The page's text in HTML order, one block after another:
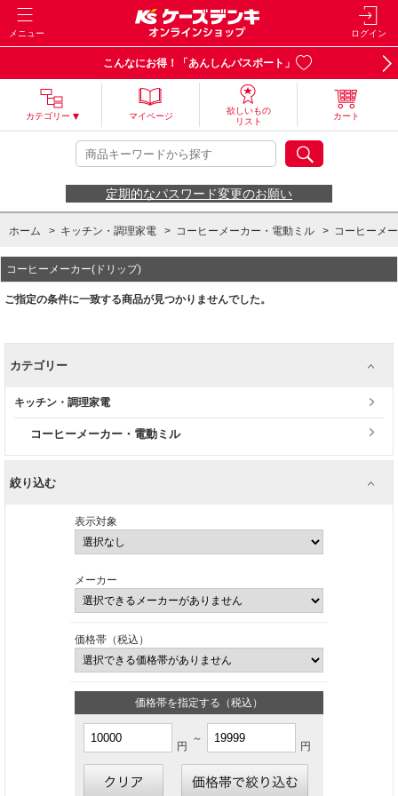
メニュー ログイン
こんなにお得！「あんしんパスポート」
カテゴリー マイページ
欲しいもの
リスト
カート
定期的なパスワード変更のお願い
ホーム > キッチン・調理家電 > コーヒーメーカー・電動ミル > コーヒーメ
コーヒーメーカー(ドリップ)
ご指定の条件に一致する商品が見つかりませんでした。
カテゴリー
キッチン・調理家電
コーヒーメーカー・電動ミル
絞り込む
表示対象
メーカー
価格帯（税込）
価格帯を指定する（税込）
円
～
円